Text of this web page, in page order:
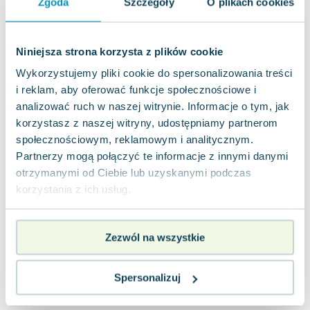
Niniejsza strona korzysta z plików cookie
Wykorzystujemy pliki cookie do spersonalizowania treści
i reklam, aby oferować funkcje społecznościowe i
analizować ruch w naszej witrynie. Informacje o tym, jak
korzystasz z naszej witryny, udostępniamy partnerom
społecznościowym, reklamowym i analitycznym.
Partnerzy mogą połączyć te informacje z innymi danymi
otrzymanymi od Ciebie lub uzyskanymi podczas
korzystania z ich usług.
Zezwól na wszystkie
Spersonalizuj
Lorraine Warren
Ajahn Brahm
Jacek Walkiewicz